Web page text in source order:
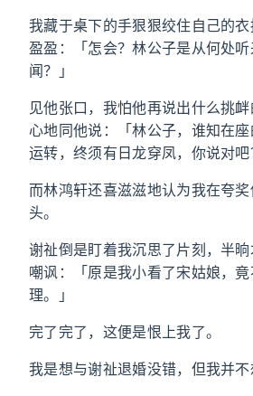
我藏于桌下的手狠狠绞住自己的
盈盈：「怎会？林公子是从何处
闻？」
见他张口，我怕他再说出什么挑
心地同他说：「林公子，谁知在
运转，终须有日龙穿凤，你说对吧
而林鸿轩还喜滋滋地认为我在夸
头。
谢祉倒是盯着我沉思了片刻，半
嘲讽：「原是我小看了宋姑娘，
理。」
完了完了，这便是恨上我了。
我是想与谢祉退婚没错，但我并不